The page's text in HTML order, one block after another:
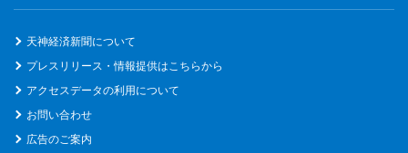
天神経済新聞について
プレスリリース・情報提供はこちらから
アクセスデータの利用について
お問い合わせ
広告のご案内